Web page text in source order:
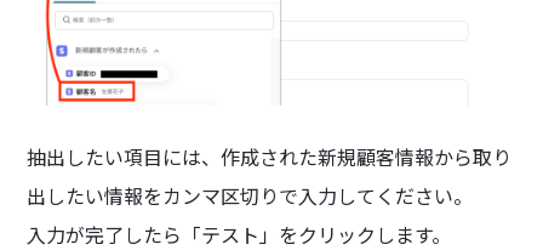
抽出したい項目には、作成された新規顧客情報から取り
出したい情報をカンマ区切りで入力してください。
入力が完了したら「テスト」をクリックします。